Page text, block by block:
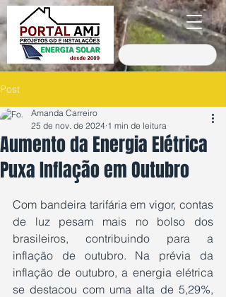
Post
Aumento da Energia Elétrica
Puxa Inflação em Outubro
Amanda Carreiro
25 de nov. de 2024 1 min de leitura
Com bandeira tarifária em vigor, contas
de luz pesam mais no bolso dos
brasileiros, contribuindo para a
inflação de outubro. Na prévia da
inflação de outubro, a energia elétrica
se destacou com uma alta de 5,29%,